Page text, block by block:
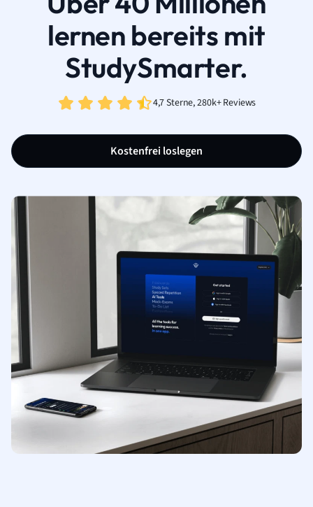
lernen bereits mit
StudySmarter.
4,7 Sterne, 280k+ Reviews
Kostenfrei loslegen